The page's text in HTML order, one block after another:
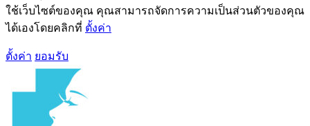
ใช้เว็บไซต์ของคุณ คุณสามารถจัดการความเป็นส่วนตัวของคุณ
ได้เองโดยคลิกที่ ตั้งค่า
ตั้งค่า ยอมรับ